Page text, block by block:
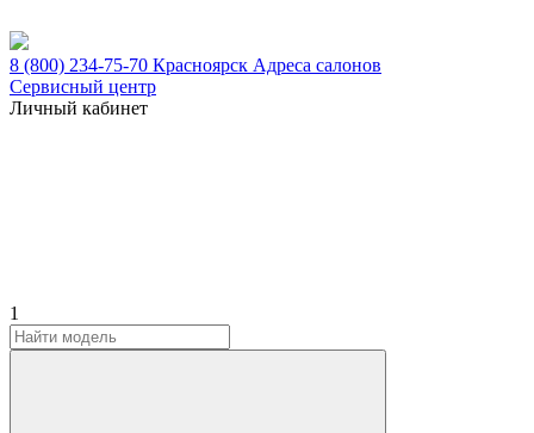
8 (800) 234-75-70 Красноярск Адреса салонов
Сервисный центр
Личный кабинет
1